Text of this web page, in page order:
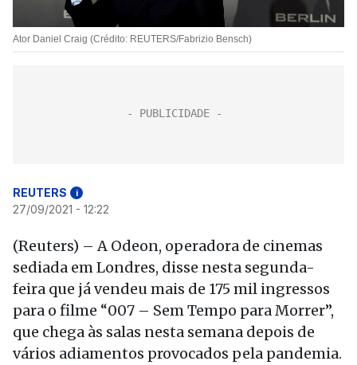
Ator Daniel Craig (Crédito: REUTERS/Fabrizio Bensch)
REUTERS i
27/09/2021 - 12:22
(Reuters) – A Odeon, operadora de cinemas
sediada em Londres, disse nesta segunda-
feira que já vendeu mais de 175 mil ingressos
para o filme “007 – Sem Tempo para Morrer”,
que chega às salas nesta semana depois de
vários adiamentos provocados pela pandemia.